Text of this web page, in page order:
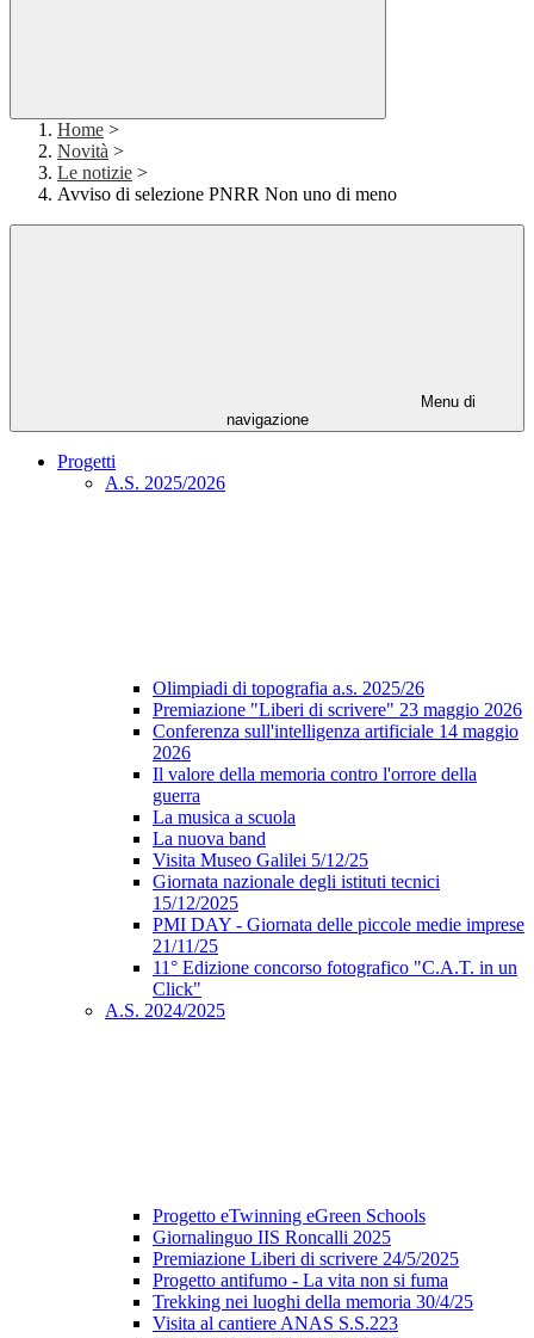
Home >
Novità >
Le notizie >
Avviso di selezione PNRR Non uno di meno
Menu di
navigazione
Progetti
A.S. 2025/2026
Olimpiadi di topografia a.s. 2025/26
Premiazione "Liberi di scrivere" 23 maggio 2026
Conferenza sull'intelligenza artificiale 14 maggio
2026
Il valore della memoria contro l'orrore della
guerra
La musica a scuola
La nuova band
Visita Museo Galilei 5/12/25
Giornata nazionale degli istituti tecnici
15/12/2025
PMI DAY - Giornata delle piccole medie imprese
21/11/25
11° Edizione concorso fotografico "C.A.T. in un
Click"
A.S. 2024/2025
Progetto eTwinning eGreen Schools
Giornalinguo IIS Roncalli 2025
Premiazione Liberi di scrivere 24/5/2025
Progetto antifumo - La vita non si fuma
Trekking nei luoghi della memoria 30/4/25
Visita al cantiere ANAS S.S.223